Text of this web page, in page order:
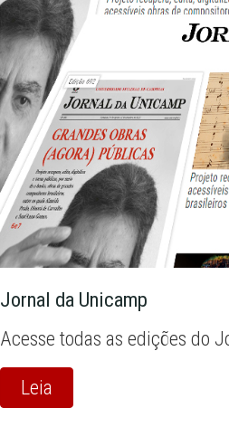
Jornal da Unicamp
Acesse todas as edições do
Leia